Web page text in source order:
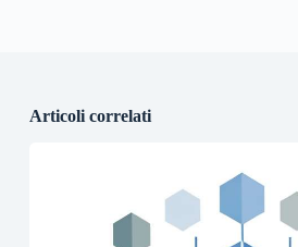
Articoli correlati